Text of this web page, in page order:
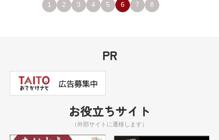
1 2 3 4 5 6 7 8
PR
お役立ちサイト
（外部サイトに遷移します）